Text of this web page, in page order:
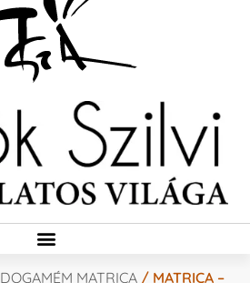
DOGAMÉM MATRICA / MATRICA –